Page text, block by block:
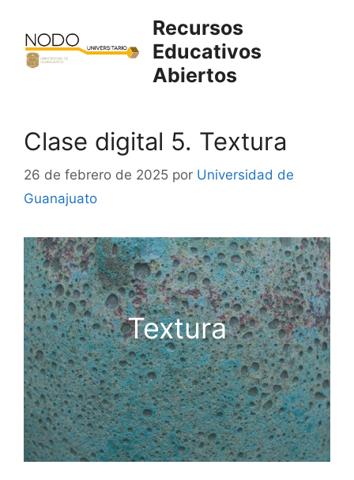
contenido
Recursos
Educativos
Abiertos
Clase digital 5. Textura
26 de febrero de 2025 por Universidad de
Guanajuato
Textura